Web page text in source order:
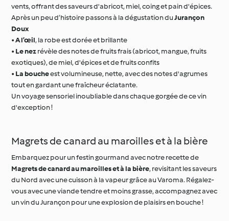
vents, offrant des saveurs d'abricot, miel, coing et pain d'épices.
Après un peu d’histoire passons à la dégustation duJurançon
Doux
•A l’œil, la robe est dorée et brillante
• Le nezrévèle des notes de fruits frais (abricot, mangue, fruits
exotiques), de miel, d'épices et de fruits confits
• La boucheest volumineuse, nette, avec des notes d'agrumes
tout en gardant une fraîcheur éclatante.
Un voyage sensoriel inoubliable dans chaque gorgée de ce vin
d'exception !
Magrets de canard au maroilles et à la bière
Embarquez pour un festin gourmand avec notre recette de
Magrets de canard au maroilles et à la bière, revisitant les saveurs
du Nord avec une cuisson à la vapeur grâce au Varoma. Régalez-
vous avec une viande tendre et moins grasse, accompagnez avec
un vin du Jurançon pour une explosion de plaisirs en bouche !